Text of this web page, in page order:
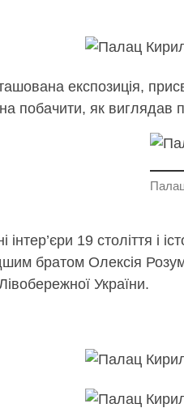
експозиція,
побачити, як виглядав
інтер’єри 19 століття
братом Олексія
України.